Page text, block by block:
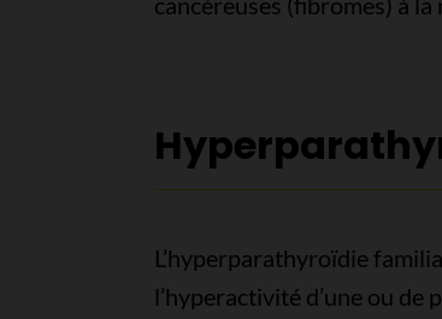
L’hyperparathyroïdie
l’hyperactivité d’une ou